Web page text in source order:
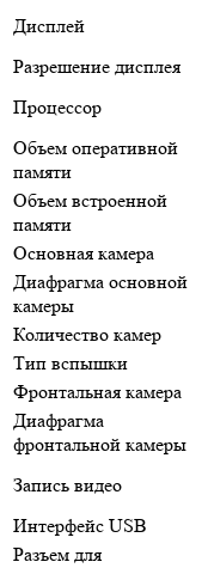
Дисплей
Разрешение дисплея
Процессор
Объем оперативной
памяти
Объем встроенной
памяти
Основная камера
Диафрагма основной
камеры
Количество камер
Тип вспышки
Фронтальная камера
Диафрагма
фронтальной камеры
Запись видео
Интерфейс USB
Разъем для